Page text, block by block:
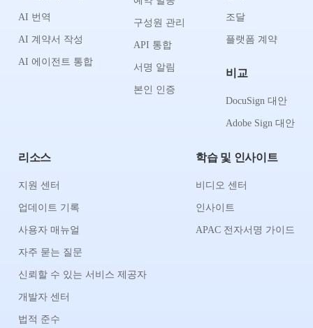
AI 번역
AI 계약서 작성
AI 에이전트 통합
구성원 관리
API 통합
서명 알림
본인 인증
조달
플랫폼 계약
비교
DocuSign 대안
Adobe Sign 대안
리소스
지원 센터
업데이트 기록
사용자 매뉴얼
자주 묻는 질문
신뢰할 수 있는 서비스 제공자
개발자 센터
법적 준수
학습 및 인사이트
비디오 센터
인사이트
APAC 전자서명 가이드